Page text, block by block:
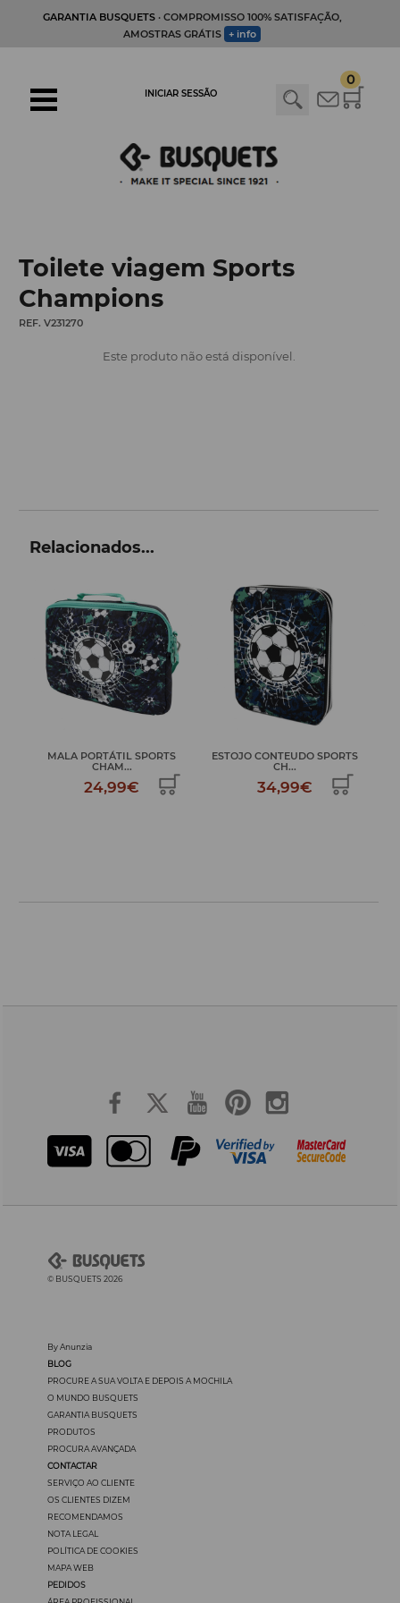
GARANTIA BUSQUETS· COMPROMISSO 100% SATISFAÇÃO,
AMOSTRAS GRÁTIS + info
0
INICIAR SESSÃO
Toilete viagem Sports
Champions
REF. V231270
Este produto não está disponível.
Relacionados...
MALA PORTÁTIL SPORTS
CHAM...
24,99€
ESTOJO CONTEUDO SPORTS
CH...
34,99€
© BUSQUETS 2026
By Anunzia
BLOG
PROCURE A SUA VOLTA E DEPOIS A MOCHILA
O MUNDO BUSQUETS
GARANTIA BUSQUETS
PRODUTOS
PROCURA AVANÇADA
CONTACTAR
SERVIÇO AO CLIENTE
OS CLIENTES DIZEM
RECOMENDAMOS
NOTA LEGAL
POLÍTICA DE COOKIES
MAPA WEB
PEDIDOS